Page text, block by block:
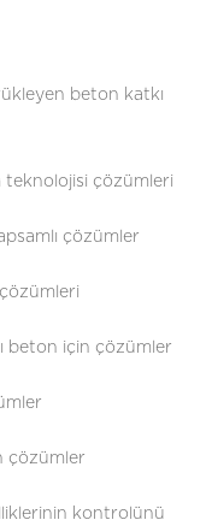
beton katkı
teknolojisi çözümleri
çözümler
çözümleri
beton için çözümler
çözümler
kontrolünü